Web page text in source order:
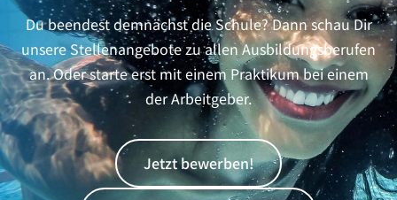
Du beendest demnächst die Schule? Dann schau Dir
unsere Stellenangebote zu allen Ausbildungsberufen
an. Oder starte erst mit einem Praktikum bei einem
der Arbeitgeber.
Jetzt bewerben!